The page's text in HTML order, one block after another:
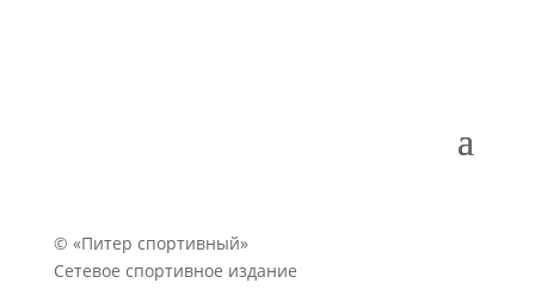
© «Питер спортивный»
Сетевое спортивное издание